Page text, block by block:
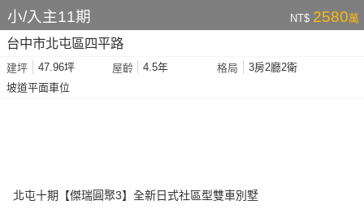
小/入主11期
NT$ 2580萬
台中市北屯區四平路
建坪 47.96坪 屋齡 4.5年 格局
3房2廳2衛
坡道平面車位